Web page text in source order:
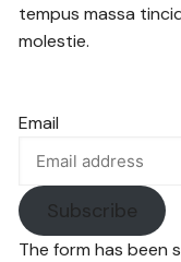
tempus massa
molestie.
Email
Subscribe
The form has been